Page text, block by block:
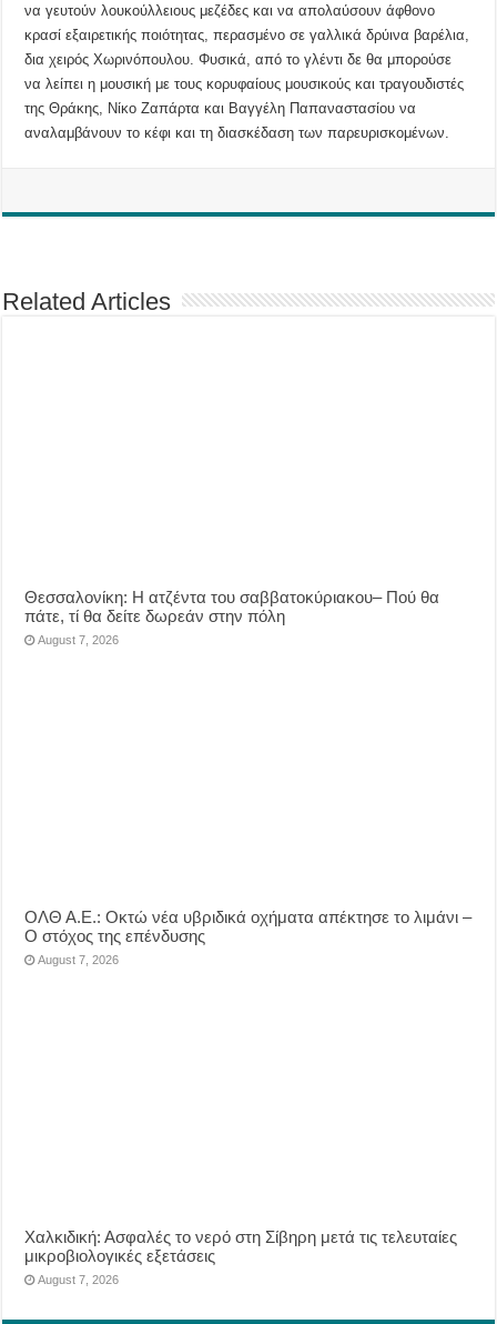
να γευτούν λουκούλλειους μεζέδες και να απολαύσουν άφθονο
κρασί εξαιρετικής ποιότητας, περασμένο σε γαλλικά δρύινα βαρέλια,
δια χειρός Χωρινόπουλου. Φυσικά, από το γλέντι δε θα μπορούσε
να λείπει η μουσική με τους κορυφαίους μουσικούς και τραγουδιστές
της Θράκης, Νίκο Ζαπάρτα και Βαγγέλη Παπαναστασίου να
αναλαμβάνουν το κέφι και τη διασκέδαση των παρευρισκομένων.
Related Articles
Θεσσαλονίκη: Η ατζέντα του σαββατοκύριακου– Πού θα
πάτε, τί θα δείτε δωρεάν στην πόλη
August 7, 2026
ΟΛΘ Α.Ε.: Οκτώ νέα υβριδικά οχήματα απέκτησε το λιμάνι –
Ο στόχος της επένδυσης
August 7, 2026
Χαλκιδική: Ασφαλές το νερό στη Σίβηρη μετά τις τελευταίες
μικροβιολογικές εξετάσεις
August 7, 2026